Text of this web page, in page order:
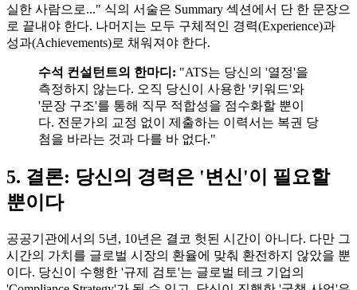
실한 사람으로..." 식의 서술은 Summary 섹션에서 단 한 문장으
로 끝내야 한다. 나머지는 모두 구체적인 경력(Experience)과
성과(Achievements)로 채워져야 한다.
수석 컨설턴트의 한마디: "ATS는 당신의 '열정'을
측정하지 않는다. 오직 당신이 사용한 '키워드'와
'문장 구조'를 통해 직무 적합성을 점수화할 뿐이
다. 전문가의 교정 없이 제출하는 이력서는 복권 당
첨을 바라는 것과 다를 바 없다."
5. 결론: 당신의 경력은 '변신'이 필요할
뿐이다
공공기관에서의 5년, 10년은 결코 헛된 시간이 아니다. 다만 그
시간의 가치를 글로벌 시장의 환율에 맞춰 환전하지 않았을 뿐
이다. 당신이 수행한 '규제 검토'는 글로벌 테크 기업의